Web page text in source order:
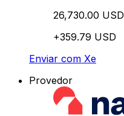
26,730.00 USD
+359.79 USD
Enviar com Xe
Provedor